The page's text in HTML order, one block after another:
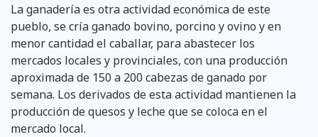
La ganadería es otra actividad económica de este
pueblo, se cría ganado bovino, porcino y ovino y en
menor cantidad el caballar, para abastecer los
mercados locales y provinciales, con una pro­ducción
aproximada de 150 a 200 cabezas de ganado por
semana. Los derivados de esta activi­dad mantienen la
producción de quesos y leche que se coloca en el
mercado local.